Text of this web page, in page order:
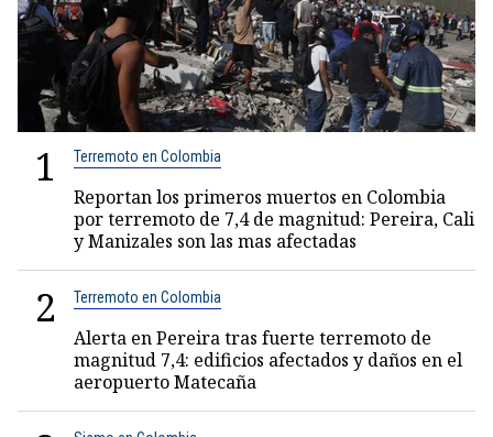
1 Terremoto en Colombia
Reportan los primeros muertos en Colombia
por terremoto de 7,4 de magnitud: Pereira, Cali
y Manizales son las mas afectadas
2 Terremoto en Colombia
Alerta en Pereira tras fuerte terremoto de
magnitud 7,4: edificios afectados y daños en el
aeropuerto Matecaña